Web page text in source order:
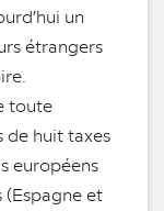
un
étrangers
toute
de huit taxes
européens
(Espagne et